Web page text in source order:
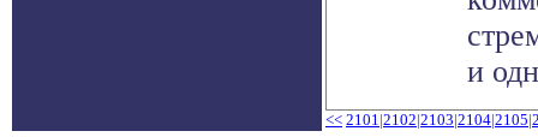
и
<< 2101|2102|2103|2104|2105|